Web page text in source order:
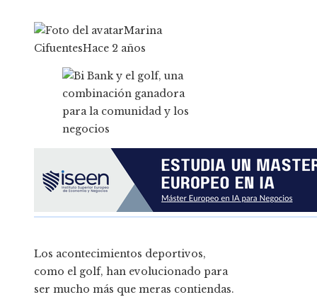
Marina
CifuentesHace 2 años
Los acontecimientos deportivos,
como el golf, han evolucionado para
ser mucho más que meras contiendas.